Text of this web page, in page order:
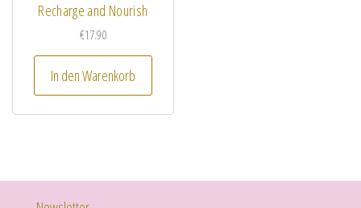
Recharge and Nourish
€17.90
In den Warenkorb